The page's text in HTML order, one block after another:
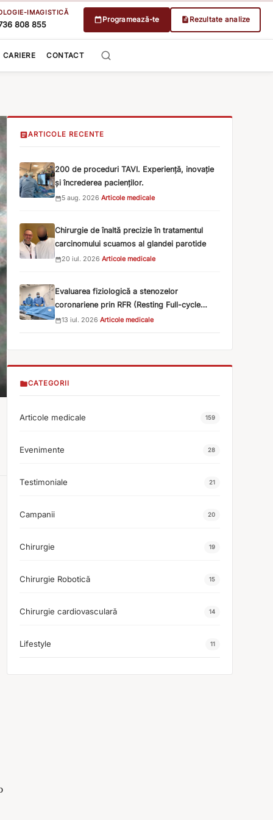
IMAGISTICĂ
808 855
Programează-te Rezultate analize
CARIERE CONTACT
ARTICOLE RECENTE
200 de proceduri TAVI. Experiență, inovație
și încrederea pacienților.
5 aug. 2026·Articole medicale
Chirurgie de înaltă precizie în tratamentul
carcinomului scuamos al glandei parotide
20 iul. 2026·Articole medicale
Evaluarea fiziologică a stenozelor
coronariene prin RFR (Resting Full-cycle
Ratio)
13 iul. 2026·Articole medicale
CATEGORII
Articole medicale 159
Evenimente 28
Testimoniale 21
Campanii 20
Chirurgie 19
Chirurgie Robotică 15
Chirurgie cardiovasculară 14
Lifestyle 11